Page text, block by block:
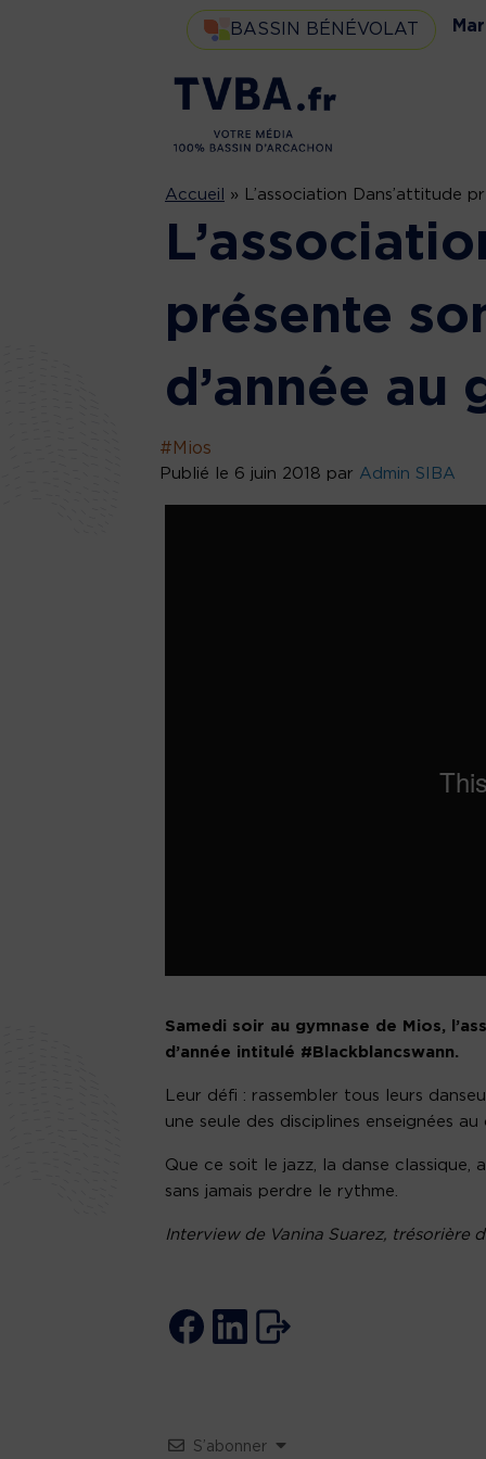
BASSIN BÉNÉVOLAT
Accueil » L’association Dans’attitude
présente
d’année au
#Mios
Publié le 6 juin 2018 par Admin SIBA
Samedi soir au gymnase de Mios,
d’année intitulé #Blackblancswann.
Leur défi : rassembler tous leurs
une seule des disciplines enseignées au
Que ce soit le jazz, la danse classique,
sans jamais perdre le rythme.
Interview de Vanina Suarez, trésorière
S’abonner